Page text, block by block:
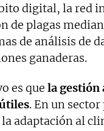
digital, la red
de plagas
de análisis de
ganaderas.
es que la gestión
. En un
adaptación al